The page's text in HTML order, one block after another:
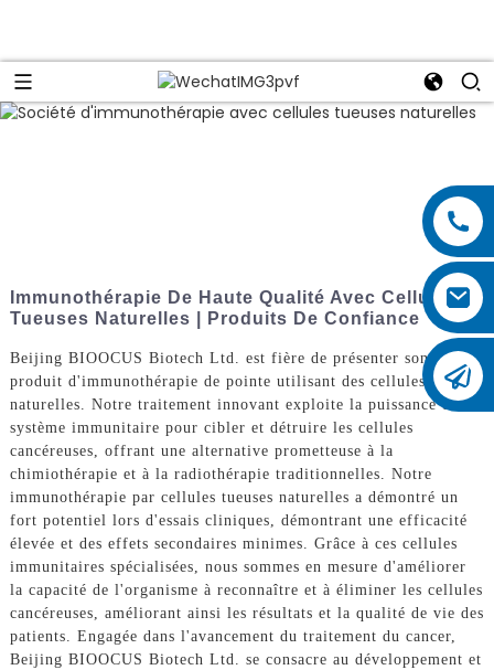
Immunothérapie De Haute Qualité Avec Cellules
Tueuses Naturelles | Produits De Confiance
Beijing BIOOCUS Biotech Ltd. est fière de présenter son
produit d'immunothérapie de pointe utilisant des cellules tueuses
naturelles. Notre traitement innovant exploite la puissance du
système immunitaire pour cibler et détruire les cellules
cancéreuses, offrant une alternative prometteuse à la
chimiothérapie et à la radiothérapie traditionnelles. Notre
immunothérapie par cellules tueuses naturelles a démontré un
fort potentiel lors d'essais cliniques, démontrant une efficacité
élevée et des effets secondaires minimes. Grâce à ces cellules
immunitaires spécialisées, nous sommes en mesure d'améliorer
la capacité de l'organisme à reconnaître et à éliminer les cellules
cancéreuses, améliorant ainsi les résultats et la qualité de vie des
patients. Engagée dans l'avancement du traitement du cancer,
Beijing BIOOCUS Biotech Ltd. se consacre au développement et